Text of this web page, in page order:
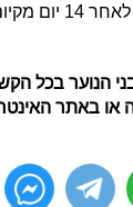
ממליץ לך
הנוער בכל
או באתר